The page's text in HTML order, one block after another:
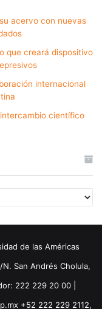
acervo con nuevas
que creará dispositivo
internacional
científico
de las Américas
San Andrés Cholula,
222 229 20 00 |
+52 222 229 2112,